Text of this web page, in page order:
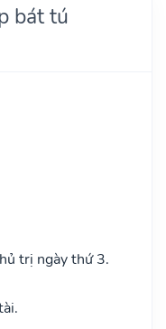
bát tú
trị ngày thứ 3.